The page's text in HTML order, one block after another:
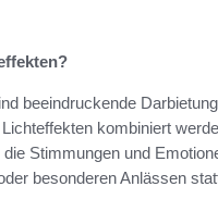
beeindruckende
kombiniert
Stimmungen und
besonderen Anlässen